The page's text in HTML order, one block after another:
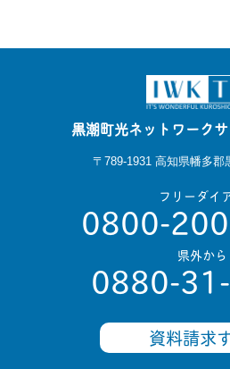
黒潮町光ネットワーク
〒789-1931 高知県幡多郡
フリーダイ
0800-
県外から
0880-
資料請求